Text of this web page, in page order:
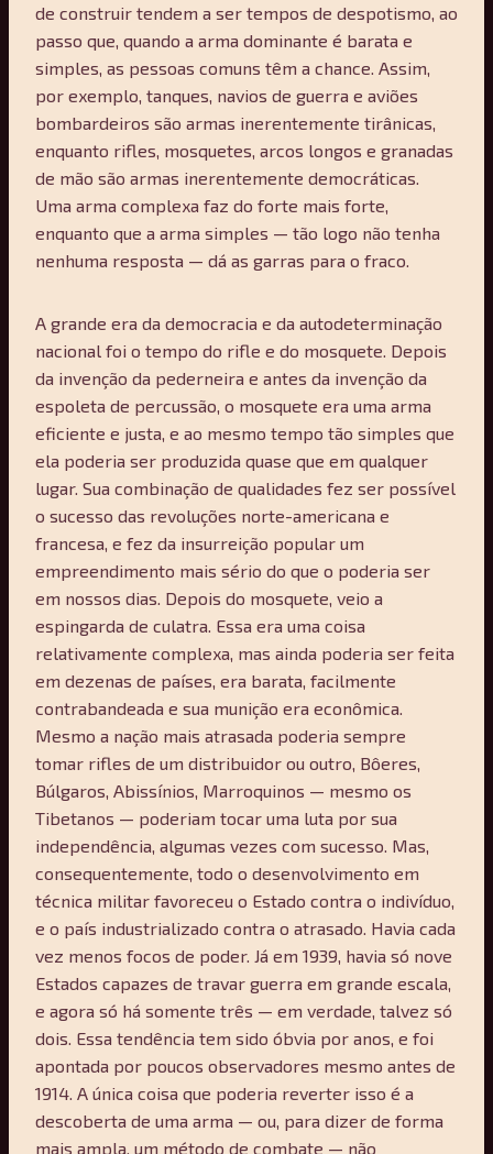
de construir tendem a ser tempos de despotismo, ao
passo que, quando a arma dominante é barata e
simples, as pessoas comuns têm a chance. Assim,
por exemplo, tanques, navios de guerra e aviões
bombardeiros são armas inerentemente tirânicas,
enquanto rifles, mosquetes, arcos longos e granadas
de mão são armas inerentemente democráticas.
Uma arma complexa faz do forte mais forte,
enquanto que a arma simples — tão logo não tenha
nenhuma resposta — dá as garras para o fraco.
A grande era da democracia e da autodeterminação
nacional foi o tempo do rifle e do mosquete. Depois
da invenção da pederneira e antes da invenção da
espoleta de percussão, o mosquete era uma arma
eficiente e justa, e ao mesmo tempo tão simples que
ela poderia ser produzida quase que em qualquer
lugar. Sua combinação de qualidades fez ser possível
o sucesso das revoluções norte-americana e
francesa, e fez da insurreição popular um
empreendimento mais sério do que o poderia ser
em nossos dias. Depois do mosquete, veio a
espingarda de culatra. Essa era uma coisa
relativamente complexa, mas ainda poderia ser feita
em dezenas de países, era barata, facilmente
contrabandeada e sua munição era econômica.
Mesmo a nação mais atrasada poderia sempre
tomar rifles de um distribuidor ou outro, Bôeres,
Búlgaros, Abissínios, Marroquinos — mesmo os
Tibetanos — poderiam tocar uma luta por sua
independência, algumas vezes com sucesso. Mas,
consequentemente, todo o desenvolvimento em
técnica militar favoreceu o Estado contra o indivíduo,
e o país industrializado contra o atrasado. Havia cada
vez menos focos de poder. Já em 1939, havia só nove
Estados capazes de travar guerra em grande escala,
e agora só há somente três — em verdade, talvez só
dois. Essa tendência tem sido óbvia por anos, e foi
apontada por poucos observadores mesmo antes de
1914. A única coisa que poderia reverter isso é a
descoberta de uma arma — ou, para dizer de forma
mais ampla, um método de combate — não